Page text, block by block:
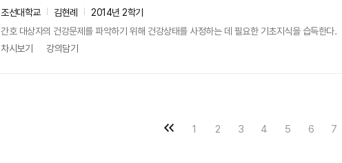
조선대학교 김현례
2014년 2학기
간호 대상자의 건강문제를 파악하기 위해 건강상태를 사정하는 데 필요한 기초지식을 습득한다.
차시보기
강의담기
1 2 3 4 5 6 7